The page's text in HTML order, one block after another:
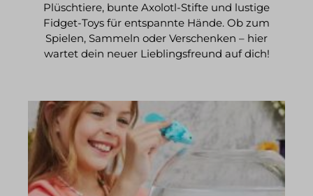
Plüschtiere, bunte Axolotl-Stifte und lustige
Fidget-Toys für entspannte Hände. Ob zum
Spielen, Sammeln oder Verschenken – hier
wartet dein neuer Lieblingsfreund auf dich!